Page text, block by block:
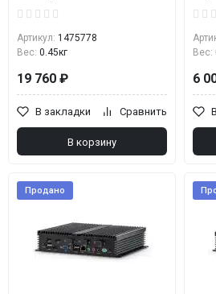
Артикул: 1475778
Вес: 0.45кг
19 760 ₽
В закладки Сравнить
В корзину
Вес:
6
Продано